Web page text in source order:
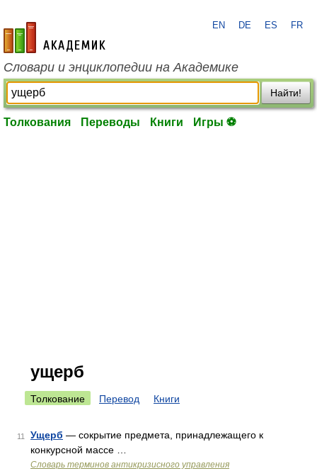
academic.ru
EN DE ES FR
Словари и энциклопедии на Академике
Найти!
Толкования Переводы Книги Игры ⚽
ущерб
Толкование Перевод Книги
11 Ущерб — сокрытие предмета, принадлежащего к
конкурсной массе …
Словарь терминов антикризисного управления